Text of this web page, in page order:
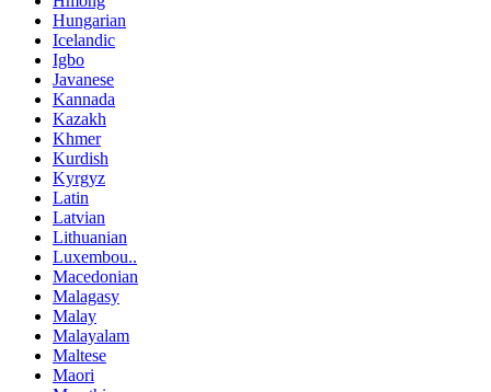
Hungarian
Icelandic
Igbo
Javanese
Kannada
Kazakh
Khmer
Kurdish
Kyrgyz
Latin
Latvian
Lithuanian
Luxembou..
Macedonian
Malagasy
Malay
Malayalam
Maltese
Maori